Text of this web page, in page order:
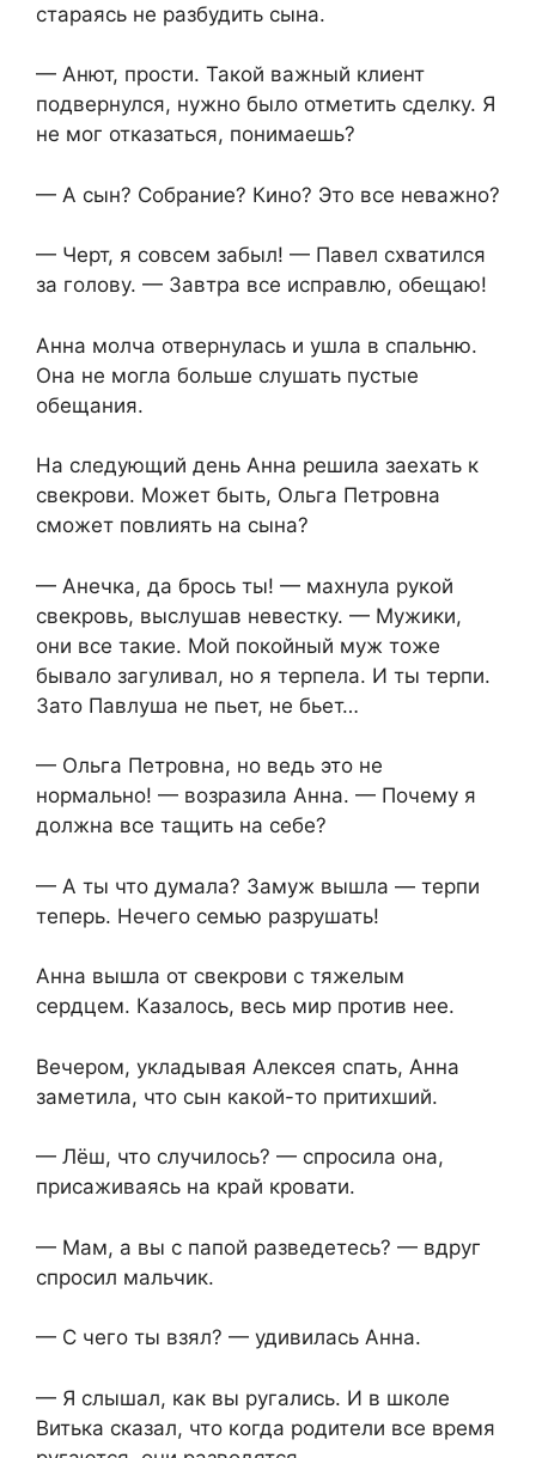
стараясь не разбудить сына.
— Анют, прости. Такой важный клиент
подвернулся, нужно было отметить сделку. Я
не мог отказаться, понимаешь?
— А сын? Собрание? Кино? Это все неважно?
— Черт, я совсем забыл! — Павел схватился
за голову. — Завтра все исправлю, обещаю!
Анна молча отвернулась и ушла в спальню.
Она не могла больше слушать пустые
обещания.
На следующий день Анна решила заехать к
свекрови. Может быть, Ольга Петровна
сможет повлиять на сына?
— Анечка, да брось ты! — махнула рукой
свекровь, выслушав невестку. — Мужики,
они все такие. Мой покойный муж тоже
бывало загуливал, но я терпела. И ты терпи.
Зато Павлуша не пьет, не бьет…
— Ольга Петровна, но ведь это не
нормально! — возразила Анна. — Почему я
должна все тащить на себе?
— А ты что думала? Замуж вышла — терпи
теперь. Нечего семью разрушать!
Анна вышла от свекрови с тяжелым
сердцем. Казалось, весь мир против нее.
Вечером, укладывая Алексея спать, Анна
заметила, что сын какой-то притихший.
— Лёш, что случилось? — спросила она,
присаживаясь на край кровати.
— Мам, а вы с папой разведетесь? — вдруг
спросил мальчик.
— С чего ты взял? — удивилась Анна.
— Я слышал, как вы ругались. И в школе
Витька сказал, что когда родители все время